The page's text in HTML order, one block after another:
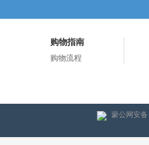
购物指南
购物流程
蒙公网安